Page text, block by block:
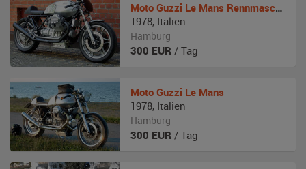
Moto Guzzi Le Mans Rennmaschine
1978, Italien
Hamburg
300 EUR / Tag
Moto Guzzi Le Mans
1978, Italien
Hamburg
300 EUR / Tag